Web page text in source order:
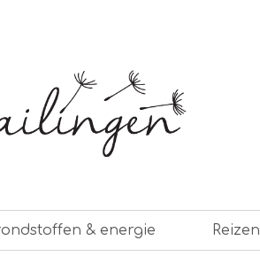
& energie Reizen